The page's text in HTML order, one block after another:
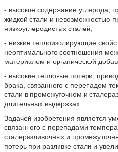
- высокое содержание углерода,
жидкой стали и невозможностью
низкоуглеродистых сталей,
- низкие теплоизолирующие
неоптимального соотношения
материалом и органической
- высокие тепловые потери,
брака, связанного с перепадом
стали в промежуточном и
длительных выдержках.
Задачей изобретения является
связанного с перепадами
сталеразливочных и
потерь при разливке стали и